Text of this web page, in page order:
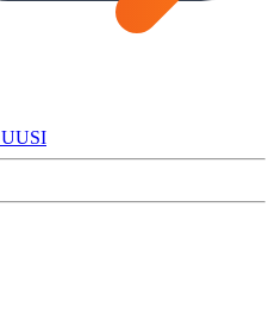
UUSI